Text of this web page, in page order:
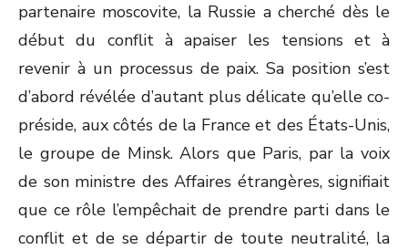
partenaire moscovite, la Russie a cherché dès le
début du conflit à apaiser les tensions et à
revenir à un processus de paix. Sa position s’est
d’abord révélée d’autant plus délicate qu’elle co-
préside, aux côtés de la France et des États-Unis,
le groupe de Minsk. Alors que Paris, par la voix
de son ministre des Affaires étrangères, signifiait
que ce rôle l’empêchait de prendre parti dans le
conflit et de se départir de toute neutralité, la